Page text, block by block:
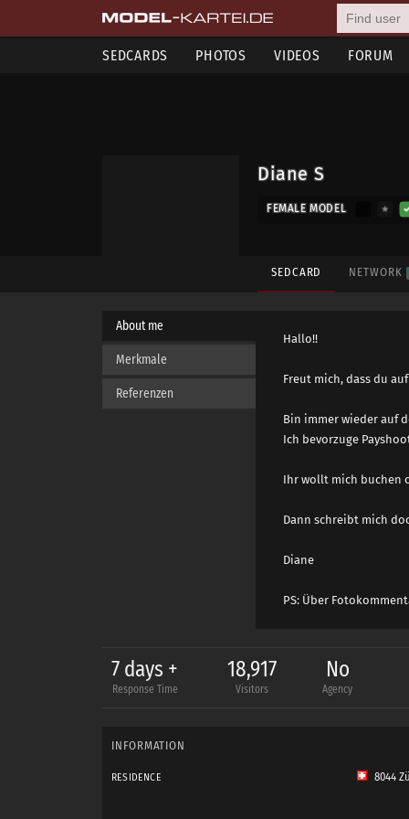
SEDCARDS PHOTOS VIDEOS FORUM
Diane S
FEMALE MODEL
SEDCARD NETWORK
About me
Merkmale
Referenzen
Hallo!!
Freut mich, dass du
Bin immer wieder auf
Ich bevorzuge
Ihr wollt mich buchen
Dann schreibt mich
Diane
PS: Über
7 days +
Response Time
18,917
Visitors
No
Agency
INFORMATION
RESIDENCE 8044